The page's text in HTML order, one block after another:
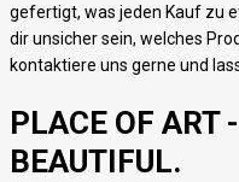
gefertigt, was jeden Kauf zu
dir unsicher sein, welches
kontaktiere uns gerne und
PLACE OF ART
BEAUTIFUL.